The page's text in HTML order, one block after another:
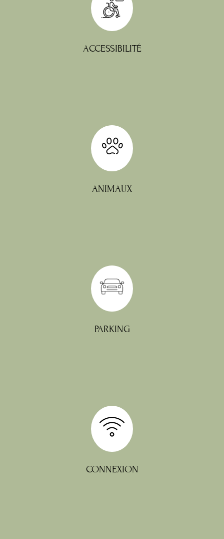
ACCESSIBILITÉ
Notre établissement, installé dans un
niveaux et escaliers, sans ascenseur, le
rendant inaccessible aux fauteuils
roulants, ce que nous regrettons
sincèrement.
ANIMAUX
Ils sont les bienvenus à l'hôtel, sous
réserve d'un supplément de 10 € par
jour et par animal.
PARKING
votre disposition – La direction décline
toute responsabilité en cas de vol ou
dégradation.
CONNEXION
L’établissement est équipé du Wi-Fi.